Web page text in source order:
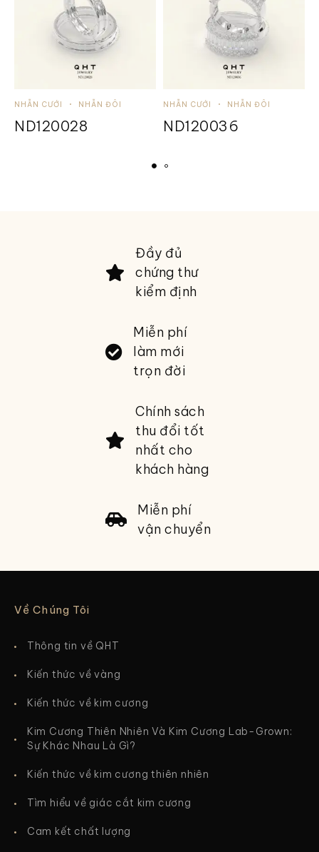
NHẪN CƯỚI NHẪN ĐÔI
ND120028
NHẪN CƯỚI NHẪN ĐÔI
ND120036
Đầy đủ
chứng thư
kiểm định
Miễn phí
làm mới
trọn đời
Chính sách
thu đổi tốt
nhất cho
khách hàng
Miễn phí
vận chuyển
Về Chúng Tôi
Thông tin về QHT
Kiến thức về vàng
Kiến thức về kim cương
Kim Cương Thiên Nhiên Và Kim Cương Lab-Grown:
Sự Khác Nhau Là Gì?
Kiến thức về kim cương thiên nhiên
Tìm hiểu về giác cắt kim cương
Cam kết chất lượng